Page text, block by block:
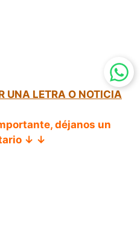
UNA LETRA O NOTICIA
déjanos un
↓ ↓